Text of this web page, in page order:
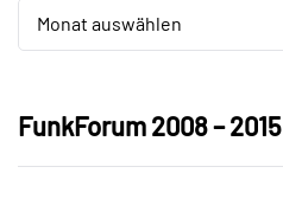
Archiv
Monat auswählen
Archiv
FunkForum 2008 – 2015